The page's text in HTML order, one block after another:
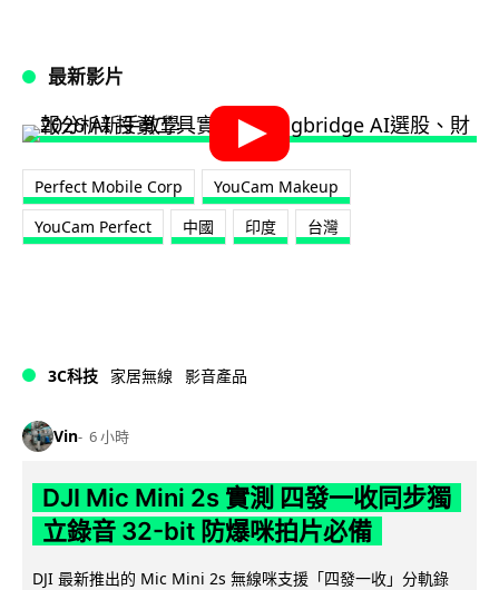
最新影片
Perfect Mobile Corp
YouCam Makeup
YouCam Perfect
中國 印度 台灣
3C科技 家居無線 影音產品
Vin 6 小時
DJI Mic Mini 2s 實測 四發一收同步獨
立錄音 32-bit 防爆咪拍片必備
DJI 最新推出的 Mic Mini 2s 無線咪支援「四發一收」分軌錄